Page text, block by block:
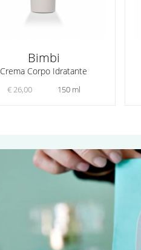
Bimbi
Crema Corpo Idratante
€ 26,00 150 ml